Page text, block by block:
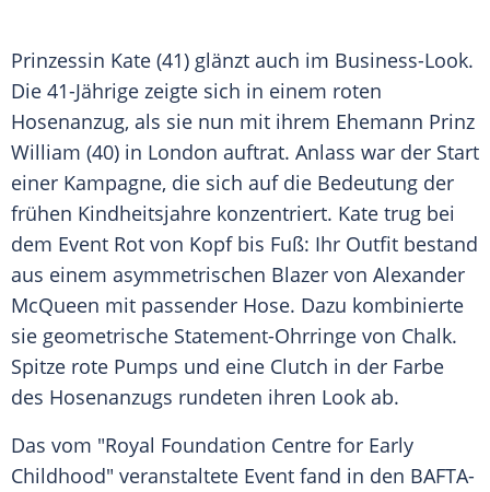
Prinzessin Kate (41) glänzt auch im Business-Look.
Die 41-Jährige zeigte sich in einem roten
Hosenanzug, als sie nun mit ihrem Ehemann Prinz
William (40) in London auftrat. Anlass war der Start
einer Kampagne, die sich auf die Bedeutung der
frühen Kindheitsjahre konzentriert. Kate trug bei
dem Event Rot von Kopf bis Fuß: Ihr Outfit bestand
aus einem asymmetrischen Blazer von Alexander
McQueen mit passender Hose. Dazu kombinierte
sie geometrische Statement-Ohrringe von Chalk.
Spitze rote Pumps und eine Clutch in der Farbe
des Hosenanzugs rundeten ihren Look ab.
Das vom "Royal Foundation Centre for Early
Childhood" veranstaltete Event fand in den BAFTA-